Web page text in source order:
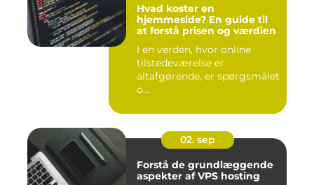
Hvad koster en
hjemmeside? En guide til
at forstå prisen og værdien
I en verden, hvor online
tilstedeværelse er
altafgørende, er spørgsmålet
o...
02. sep
Forstå de grundlæggende
aspekter af VPS hosting